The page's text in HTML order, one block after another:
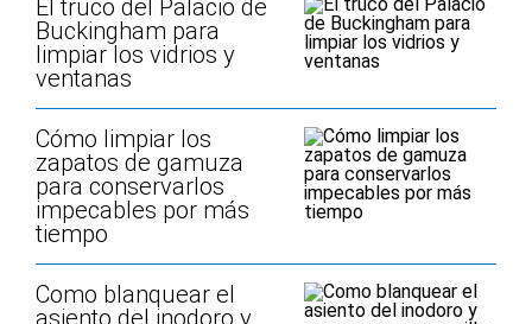
El truco del Palacio de
Buckingham para
limpiar los vidrios y
ventanas
Cómo limpiar los
zapatos de gamuza
para conservarlos
impecables por más
tiempo
Como blanquear el
asiento del inodoro y